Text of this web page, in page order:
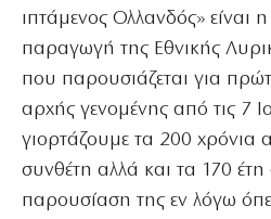
ιπτάμενος Ολλανδός» είναι
παραγωγή της Εθνικής
που παρουσιάζεται για
αρχής γενομένης από τις 7
γιορτάζουμε τα 200 χρόνια
συνθέτη αλλά και τα 170
παρουσίαση της εν λόγω